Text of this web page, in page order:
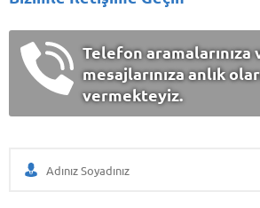
Telefon aramalarınıza
mesajlarınıza anlık
vermekteyiz.